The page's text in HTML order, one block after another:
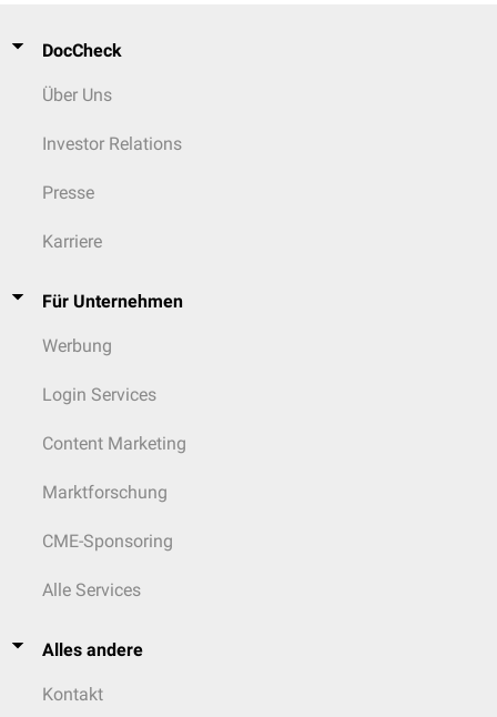
DocCheck
Über Uns
Investor Relations
Presse
Karriere
Für Unternehmen
Werbung
Login Services
Content Marketing
Marktforschung
CME-Sponsoring
Alle Services
Alles andere
Kontakt